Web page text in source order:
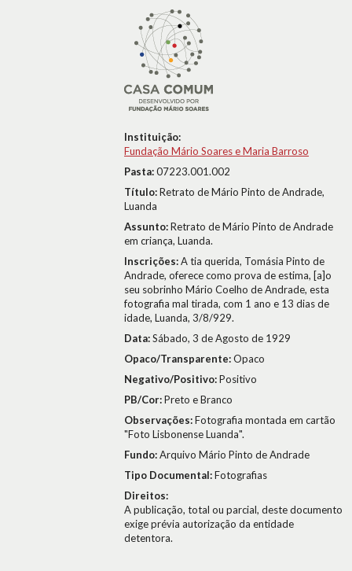
Instituição:
Fundação Mário Soares e Maria Barroso
Pasta:07223.001.002
Título:Retrato de Mário Pinto de Andrade,
Luanda
Assunto:Retrato de Mário Pinto de Andrade
em criança, Luanda.
Inscrições:A tia querida, Tomásia Pinto de
Andrade, oferece como prova de estima, [a]o
seu sobrinho Mário Coelho de Andrade, esta
fotografia mal tirada, com 1 ano e 13 dias de
idade, Luanda, 3/8/929.
Data:Sábado, 3 de Agosto de 1929
Opaco/Transparente:Opaco
Negativo/Positivo:Positivo
PB/Cor:Preto e Branco
Observações:Fotografia montada em cartão
"Foto Lisbonense Luanda".
Fundo:Arquivo Mário Pinto de Andrade
Tipo Documental:Fotografias
Direitos:
A publicação, total ou parcial, deste documento
exige prévia autorização da entidade
detentora.